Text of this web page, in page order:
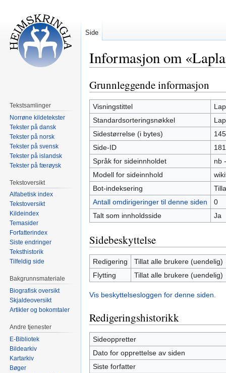
Informasjon om
Hopp
til
navigering
Hopp
til
søk
Grunnleggende informasjon
Visningstittel
Standardsorteringsnøkkel
Sidestørrelse (i bytes)
Side-ID
Språk for sideinnholdet
nb
Modell for sideinnhold
Bot-indeksering
Antall omdirigeringer til denne siden
0
Talt som innholdsside
Ja
Sidebeskyttelse
Redigering
Tillat alle brukere (uendelig)
Flytting
Tillat alle brukere (uendelig)
Vis beskyttelsesloggen for denne siden.
Redigeringshistorikk
Sideoppretter
Dato for opprettelse av siden
Siste forfatter
Side
Tekstsamlinger
Norrøne kildetekster
Tekster på dansk
Tekster på norsk
Tekster på svensk
Tekster på islandsk
Tekster på færøysk
Tekstoversikt
Alfabetisk index
Tekstoversikt
Kildeindex
Temasider
Forfatterindex
Siste endringer
Teksthistorik
Tilfeldig side
Bakgrunnsmateriale
Biografisk oversikt
Skjaldeoversikt
Artikler og bokomtaler
Andre tjenester
E-Bibliotek
Bildearkiv
Kartarkiv
Bøger